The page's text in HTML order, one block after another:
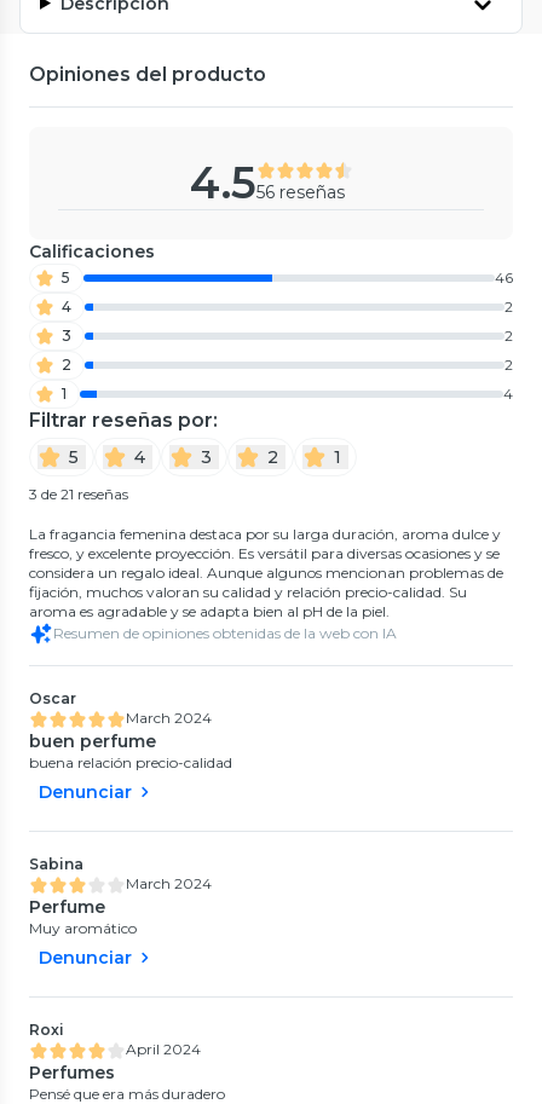
Opiniones del producto
4.556 reseñas
Calificaciones
5
46
4
2
3
2
2
2
1
4
Filtrar reseñas por:
5 4 3 2 1
3 de 21 reseñas
La fragancia femenina destaca por su larga duración, aroma dulce y
fresco, y excelente proyección. Es versátil para diversas ocasiones y se
considera un regalo ideal. Aunque algunos mencionan problemas de
fijación, muchos valoran su calidad y relación precio-calidad. Su
aroma es agradable y se adapta bien al pH de la piel.
Resumen de opiniones obtenidas de la web con IA
Oscar
March 2024
buen perfume
buena relación precio-calidad
Denunciar
Sabina
March 2024
Perfume
Muy aromático
Denunciar
Roxi
April 2024
Perfumes
Pensé que era más duradero